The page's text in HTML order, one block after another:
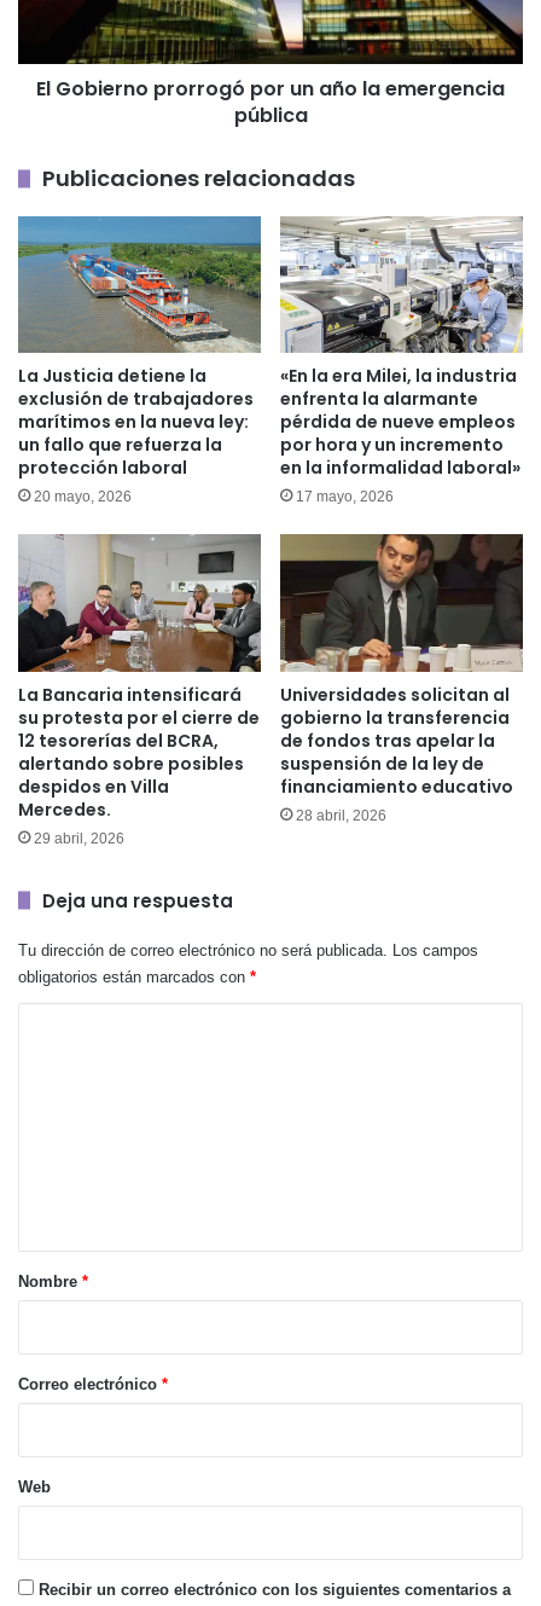
emergencia
pública
El Gobierno prorrogó por un año la emergencia
pública
Publicaciones relacionadas
La Justicia detiene la
exclusión de trabajadores
marítimos en la nueva ley:
un fallo que refuerza la
protección laboral
20 mayo, 2026
«En la era Milei, la industria
enfrenta la alarmante
pérdida de nueve empleos
por hora y un incremento
en la informalidad laboral»
17 mayo, 2026
La Bancaria intensificará
su protesta por el cierre de
12 tesorerías del BCRA,
alertando sobre posibles
despidos en Villa
Mercedes.
29 abril, 2026
Universidades solicitan al
gobierno la transferencia
de fondos tras apelar la
suspensión de la ley de
financiamiento educativo
28 abril, 2026
Deja una respuesta
Tu dirección de correo electrónico no será publicada.
Los campos
obligatorios están marcados con *
r
*
Nombre *
Correo electrónico *
Web
Recibir un correo electrónico con los siguientes comentarios a